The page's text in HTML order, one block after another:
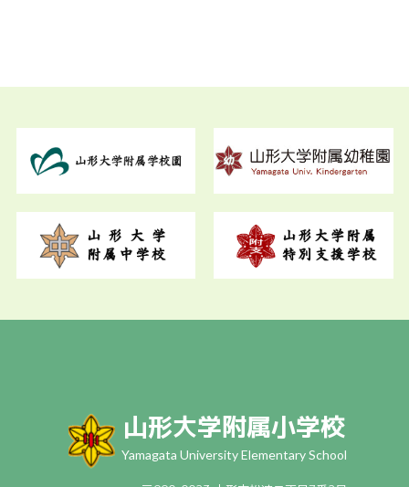
山形大学附属小学校
Yamagata University Elementary School